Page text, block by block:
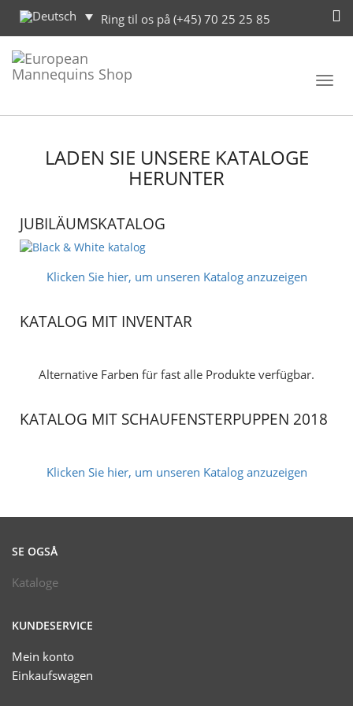
Ring til os på (+45) 70 25 25 85
LADEN SIE UNSERE KATALOGE
HERUNTER
JUBILÄUMSKATALOG
Klicken Sie hier, um unseren Katalog anzuzeigen
KATALOG MIT INVENTAR
Alternative Farben für fast alle Produkte verfügbar.
KATALOG MIT SCHAUFENSTERPUPPEN 2018
Klicken Sie hier, um unseren Katalog anzuzeigen
SE OGSÅ
Kataloge
KUNDESERVICE
Mein konto
Einkaufswagen